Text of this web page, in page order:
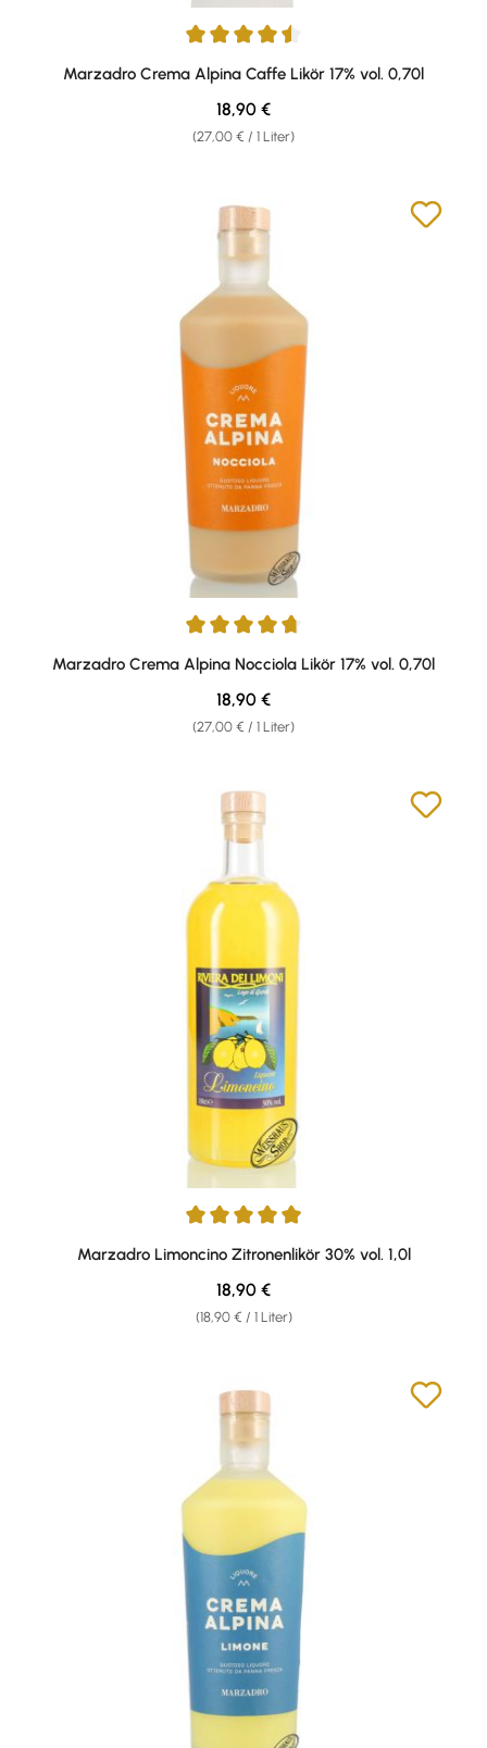
Durchschnittliche Bewertung von 4.38 von 5 Sternen
Marzadro Crema Alpina Caffe Likör 17% vol. 0,70l
(27,00 € / 1 Liter)
Regulärer Preis:
18,90 €
Durchschnittliche Bewertung von 4.79 von 5 Sternen
Marzadro Crema Alpina Nocciola Likör 17% vol. 0,70l
(27,00 € / 1 Liter)
Regulärer Preis:
18,90 €
Durchschnittliche Bewertung von 4.91 von 5 Sternen
Marzadro Limoncino Zitronenlikör 30% vol. 1,0l
(18,90 € / 1 Liter)
Regulärer Preis:
18,90 €